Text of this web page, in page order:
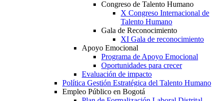
Congreso de Talento Humano
X Congreso Internacional de
Talento Humano
Gala de Reconocimiento
XI Gala de reconocimiento
Apoyo Emocional
Programa de Apoyo Emocional
Oportunidades para crecer
Evaluación de impacto
Política Gestión Estratégica del Talento Humano
Empleo Público en Bogotá